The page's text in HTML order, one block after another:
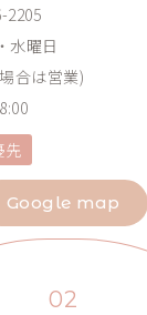
2205
水曜日
合は営業)
先
Google map
02